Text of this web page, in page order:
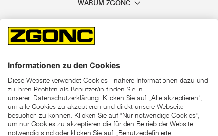
WARUM ZGONC
*der "statt"-Preis ist der niedrigste von uns in den letzten 30
Tagen vor Beginn dieser Aktion verlangte Preis